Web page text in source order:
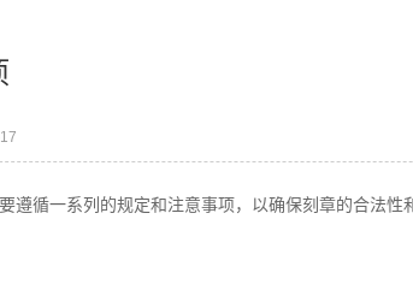
循一系列的规定和注意事项，以确保刻章的合法性